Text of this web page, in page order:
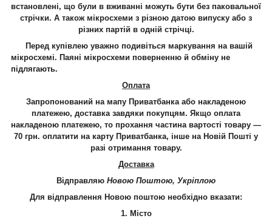
встановлені, що були в вживанні можуть бути без паковальної
стрічки. А також мікросхеми з різною датою випуску або з
різних партій в одній стрічці.
Перед купівлею уважно подивіться маркування на вашій
мікросхемі. Паяні мікросхеми поверненню й обміну не
підлягають.
Оплата
Запропонований на мапу Приватбанка або накладеною
платежею, доставка завдяки покупцям. Якщо оплата
накладеною платежею, то прохання частина вартості товару —
70 грн. оплатити на карту Приватбанка, інше на Новій Пошті у
разі отримання товару.
Доставка
Відправляю Новою Поштою, Укріплою
Для відправлення Новою поштою необхідно вказати:
1. Місто